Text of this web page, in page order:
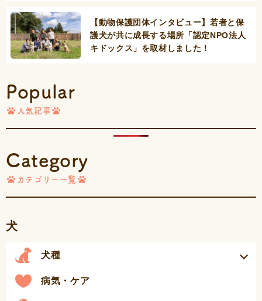
【動物保護団体インタビュー】若者と保
護犬が共に成長する場所「認定NPO法人
キドックス」を取材しました！
Popular
人気記事
Category
カテゴリー一覧
犬
犬種
病気・ケア